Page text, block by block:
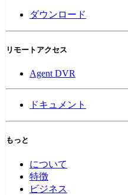
ダウンロード
リモートアクセス
Agent DVR
ドキュメント
もっと
について
特徴
ビジネス